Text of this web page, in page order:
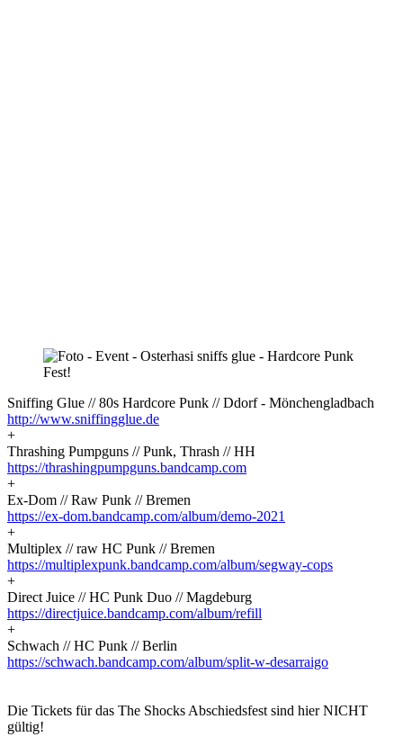
Sniffing Glue // 80s Hardcore Punk // Ddorf - Mönchengladbach
http://www.sniffingglue.de
+
Thrashing Pumpguns // Punk, Thrash // HH
https://thrashingpumpguns.bandcamp.com
+
Ex-Dom // Raw Punk // Bremen
https://ex-dom.bandcamp.com/album/demo-2021
+
Multiplex // raw HC Punk // Bremen
https://multiplexpunk.bandcamp.com/album/segway-cops
+
Direct Juice // HC Punk Duo // Magdeburg
https://directjuice.bandcamp.com/album/refill
+
Schwach // HC Punk // Berlin
https://schwach.bandcamp.com/album/split-w-desarraigo
Die Tickets für das The Shocks Abschiedsfest sind hier NICHT
gültig!